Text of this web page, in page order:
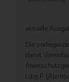
aktuelle
Die
damit
i.d.g.F